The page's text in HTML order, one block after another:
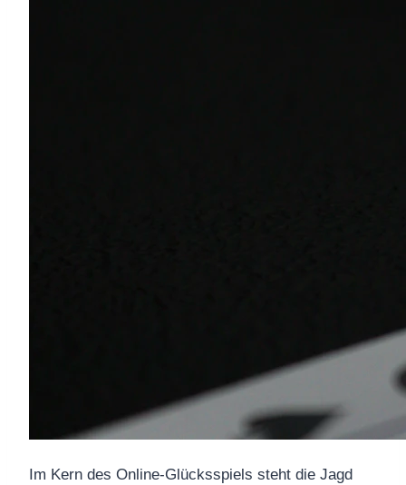
Im Kern des Online-Glücksspiels steht die Jagd